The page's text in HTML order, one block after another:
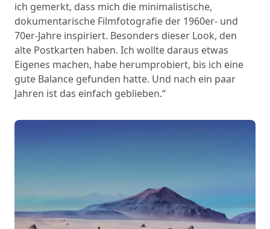
ich gemerkt, dass mich die minimalistische,
dokumentarische Filmfotografie der 1960er- und
70er-Jahre inspiriert. Besonders dieser Look, den
alte Postkarten haben. Ich wollte daraus etwas
Eigenes machen, habe herumprobiert, bis ich eine
gute Balance gefunden hatte. Und nach ein paar
Jahren ist das einfach geblieben.“